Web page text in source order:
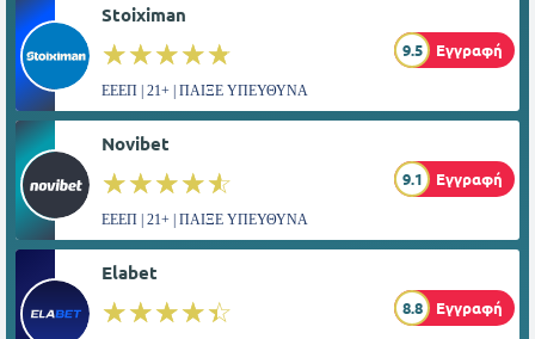
Stoiximan
☆☆☆☆☆
★★★★★ 9.5 Εγγραφή
ΕΕΕΠ | 21+ | ΠΑΙΞΕ ΥΠΕΥΘΥΝΑ
Novibet
☆☆☆☆☆
★★★★★ 9.1 Εγγραφή
ΕΕΕΠ | 21+ | ΠΑΙΞΕ ΥΠΕΥΘΥΝΑ
Elabet
☆☆☆☆☆
★★★★★ 8.8 Εγγραφή